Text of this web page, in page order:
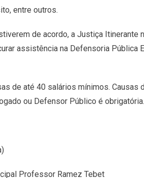
entre outros.
de acordo, a Justiça
assistência na Defensoria Pública
de até 40 salários mínimos.
ou Defensor Público é obrigatória.
Professor Ramez Tebet